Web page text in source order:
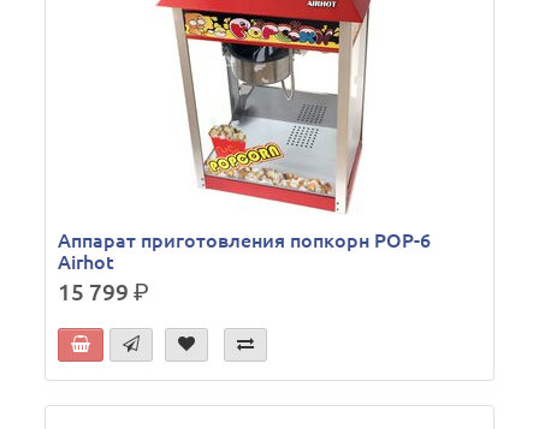
Аппарат приготовления попкорн POP-6
Airhot
15 799р.